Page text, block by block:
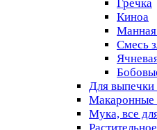
Гречка
Киноа
Смесь
Для выпечки
Макаронные
Мука, все